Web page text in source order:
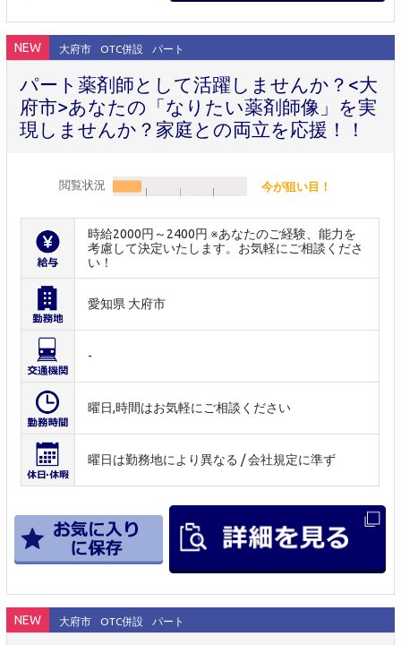
NEW 大府市 OTC併設 パート
パート薬剤師として活躍しませんか？<大
府市>あなたの「なりたい薬剤師像」を実
現しませんか？家庭との両立を応援！！
閲覧状況 今が狙い目！
時給2000円～2400円 ※あなたのご経験、能力を
考慮して決定いたします。お気軽にご相談くださ
い！
愛知県 大府市
-
曜日,時間はお気軽にご相談ください
曜日は勤務地により異なる / 会社規定に準ず
NEW 大府市 OTC併設 パート